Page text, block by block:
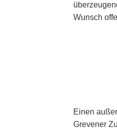
Wunsch
Einen
Grevener